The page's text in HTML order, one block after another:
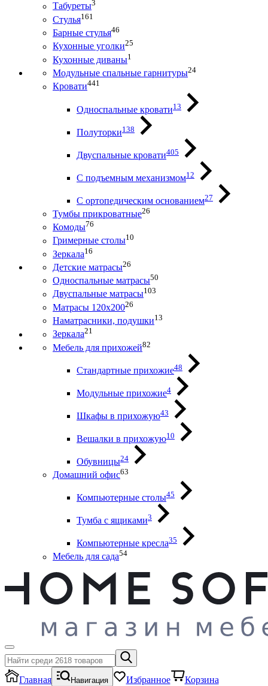
Табуреты3
Стулья161
Барные стулья46
Кухонные уголки25
Кухонные диваны1
Модульные спальные гарнитуры24
Кровати441
Односпальные кровати13
Полуторки138
Двуспальные кровати405
С подъемным механизмом12
С ортопедическим основанием27
Тумбы прикроватные26
Комоды76
Гримерные столы10
Зеркала16
Детские матрасы26
Односпальные матрасы50
Двуспальные матрасы103
Матрасы 120х20026
Наматрасники, подушки13
Зеркала21
Мебель для прихожей82
Стандартные прихожие48
Модульные прихожие4
Шкафы в прихожую43
Вешалки в прихожую10
Обувницы24
Домашний офис63
Компьютерные столы45
Тумба с ящиками3
Компьютерные кресла35
Мебель для сада54
Главная Навигация Избранное Корзина